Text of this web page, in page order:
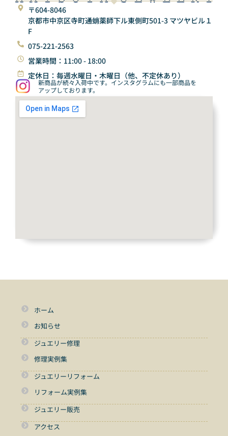
〒604-8046
京都市中京区寺町通蛸薬師下ル東側町501-3 マツヤビル１
F
075-221-2563
営業時間：11:00 - 18:00
定休日：毎週水曜日・木曜日（他、不定休あり）
新商品が続々入荷中です。インスタグラムにも一部商品を
アップしております。
ホーム
お知らせ
ジュエリー修理
修理実例集
ジュエリーリフォーム
リフォーム実例集
ジュエリー販売
アクセス